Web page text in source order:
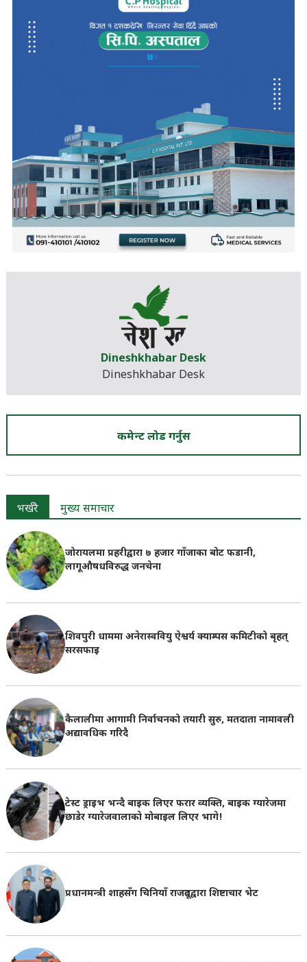
Dineshkhabar Desk
Dineshkhabar Desk
कमेन्ट लोड गर्नुस
भर्खरै मुख्य समाचार
जोरायलमा प्रहरीद्वारा ७ हजार गाँजाका बोट फडानी,
लागूऔषधविरुद्ध जनचेना
शिवपुरी धाममा अनेरास्ववियु ऐश्वर्य क्याम्पस कमिटीको बृहत्
सरसफाइ
कैलालीमा आगामी निर्वाचनको तयारी सुरु, मतदाता नामावली
अद्यावधिक गरिदै
टेस्ट ड्राइभ भन्दै बाइक लिएर फरार व्यक्ति, बाइक ग्यारेजमा
छाडेर ग्यारेजवालाकाे मोबाइल लिएर भागे!
प्रधानमन्त्री शाहसँग चिनियाँ राजदूतद्वारा शिष्टाचार भेट